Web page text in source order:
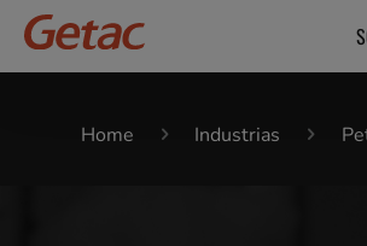
Home Industrias